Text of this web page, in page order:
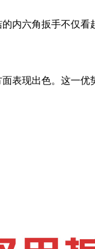
内六角扳手不仅
表现出色。这一